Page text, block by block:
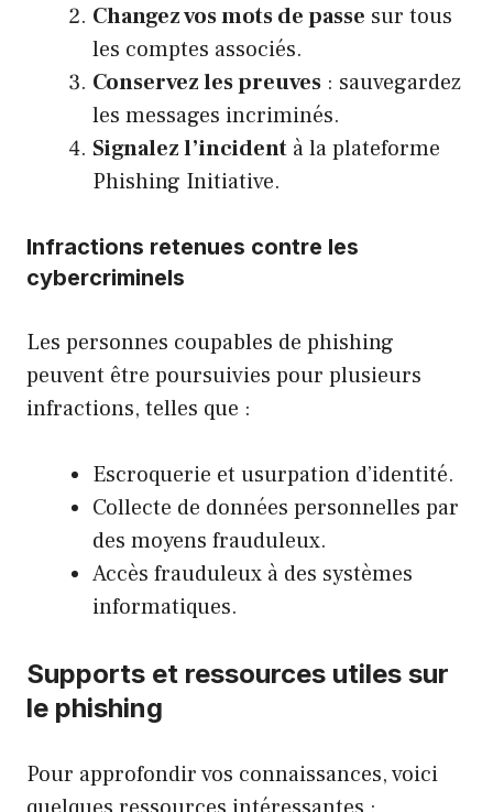
Changez vos mots de passe sur tous
les comptes associés.
Conservez les preuves : sauvegardez
les messages incriminés.
Signalez l’incident à la plateforme
Phishing Initiative.
Infractions retenues contre les
cybercriminels
Les personnes coupables de phishing
peuvent être poursuivies pour plusieurs
infractions, telles que :
Escroquerie et usurpation d’identité.
Collecte de données personnelles par
des moyens frauduleux.
Accès frauduleux à des systèmes
informatiques.
Supports et ressources utiles sur
le phishing
Pour approfondir vos connaissances, voici